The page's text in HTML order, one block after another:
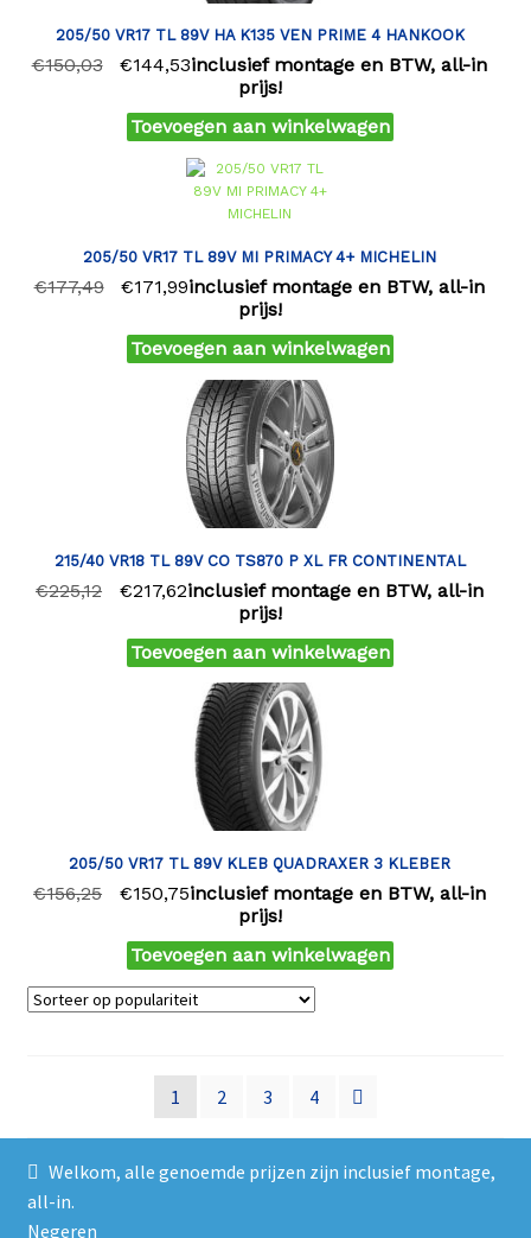
Welkom, alle genoemde prijzen zijn inclusief montage,
all-in.
Negeren
205/50 VR17 TL 89V HA K135 VEN PRIME 4 HANKOOK
€150,03 €144,53inclusief montage en BTW, all-in
prijs!
Toevoegen aan winkelwagen
205/50 VR17 TL 89V MI PRIMACY 4+ MICHELIN
€177,49 €171,99inclusief montage en BTW, all-in
prijs!
Toevoegen aan winkelwagen
215/40 VR18 TL 89V CO TS870 P XL FR CONTINENTAL
€225,12 €217,62inclusief montage en BTW, all-in
prijs!
Toevoegen aan winkelwagen
205/50 VR17 TL 89V KLEB QUADRAXER 3 KLEBER
€156,25 €150,75inclusief montage en BTW, all-in
prijs!
Toevoegen aan winkelwagen
1 2 3 4